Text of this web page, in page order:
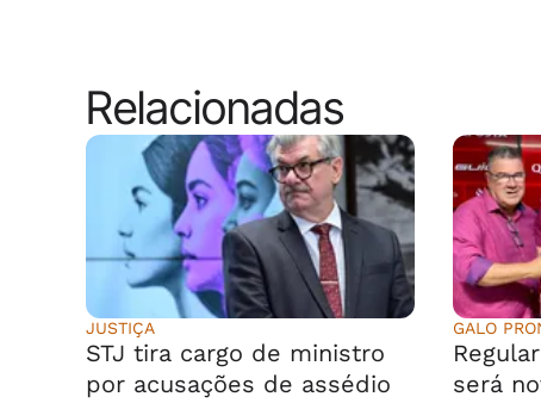
Relacionadas
JUSTIÇA
STJ tira cargo de ministro
por acusações de assédio
GALO
será